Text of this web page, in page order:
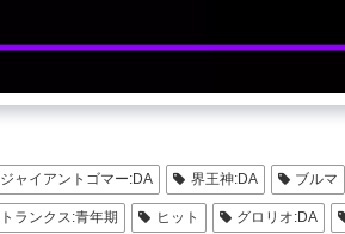
ジャイアントゴマー:DA 界王神:DA ブルマ
トランクス:青年期 ヒット グロリオ:DA